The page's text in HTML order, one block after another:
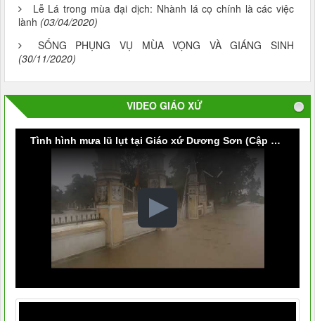
Lễ Lá trong mùa đại dịch: Nhành lá cọ chính là các việc
lành (03/04/2020)
SỐNG PHỤNG VỤ MÙA VỌNG VÀ GIÁNG SINH
(30/11/2020)
VIDEO GIÁO XỨ
Tình hình mưa lũ lụt tại Giáo xứ Dương Sơn (Cập nhật vào lúc 9g30 ngày 09/10/2020)